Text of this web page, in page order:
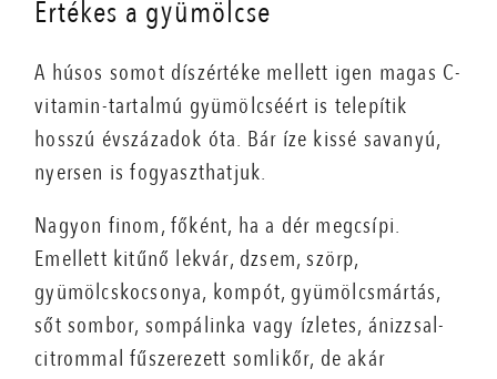
Értékes a gyümölcse
A húsos somot díszértéke mellett igen magas C-
vitamin-tartalmú gyümölcséért is telepítik
hosszú évszázadok óta. Bár íze kissé savanyú,
nyersen is fogyaszthatjuk.
Nagyon finom, főként, ha a dér megcsípi.
Emellett kitűnő lekvár, dzsem, szörp,
gyümölcskocsonya, kompót, gyümölcsmártás,
sőt sombor, sompálinka vagy ízletes, ánizzsal-
citrommal fűszerezett somlikőr, de akár